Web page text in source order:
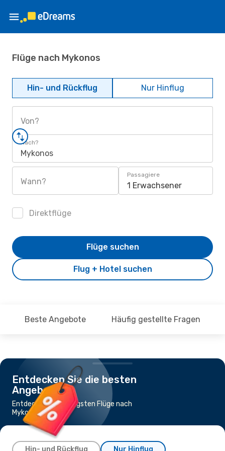
Flüge nach Mykonos
Hin- und Rückflug Nur Hinflug
Von?
Nach?
Mykonos
Wann?
Passagiere
1 Erwachsener
Direktflüge
Flug + Hotel suchen
Flüge suchen
Beste Angebote Häufig gestellte Fragen
Entdecken Sie die besten
Angebote
Entdecke die günstigsten Flüge nach
Mykonos
Hin- und Rückflug Nur Hinflug